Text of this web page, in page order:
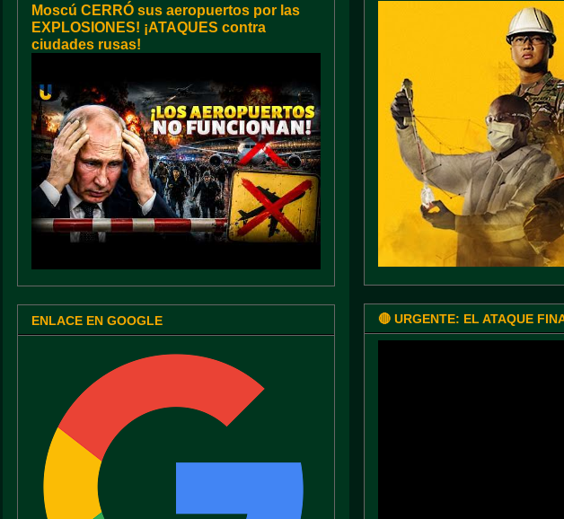
🔴 URGENTE: EL ATAQUE
Moscú CERRÓ sus aeropuertos por las
EXPLOSIONES! ¡ATAQUES contra
ciudades rusas!
ENLACE EN GOOGLE